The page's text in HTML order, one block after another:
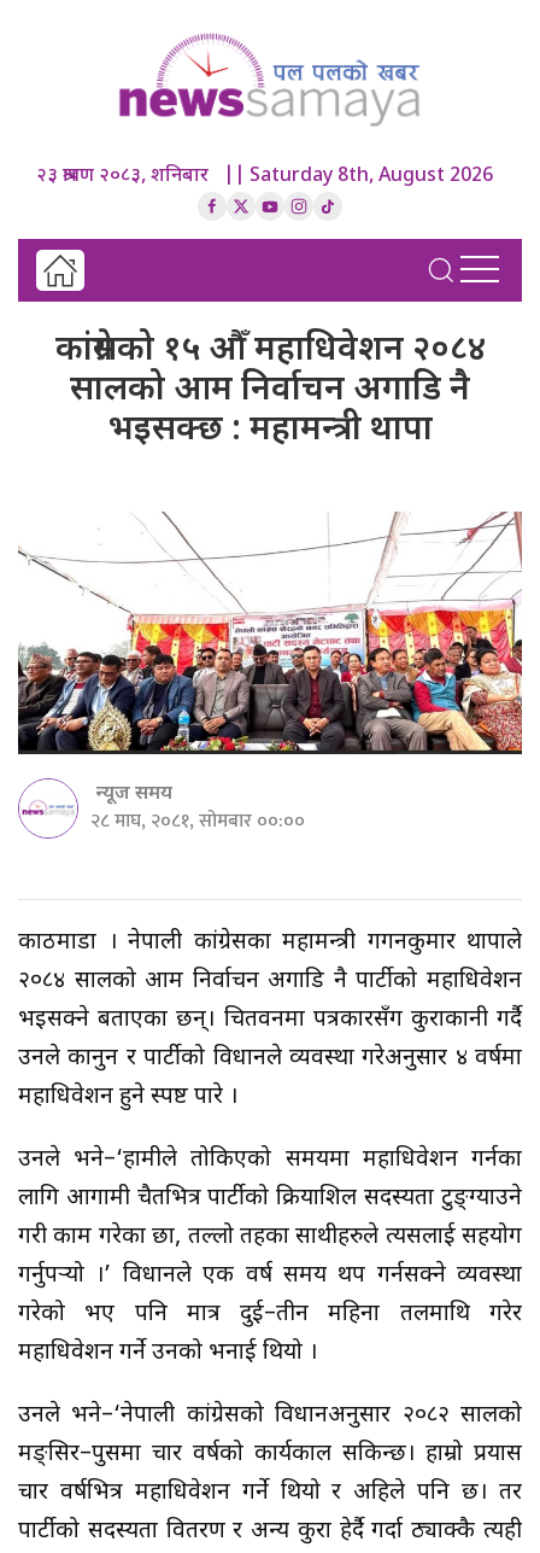
२३ श्रावण २०८३, शनिबार || Saturday 8th, August 2026
कांग्रेसको १५ औँ महाधिवेशन २०८४
सालको आम निर्वाचन अगाडि नै
भइसक्छ : महामन्त्री थापा
न्यूज समय
२८ माघ, २०८१, सोमबार ००:००
काठमाडौँ । नेपाली कांग्रेसका महामन्त्री गगनकुमार थापाले
२०८४ सालको आम निर्वाचन अगाडि नै पार्टीको महाधिवेशन
भइसक्ने बताएका छन्। चितवनमा पत्रकारसँग कुराकानी गर्दै
उनले कानुन र पार्टीको विधानले व्यवस्था गरेअनुसार ४ वर्षमा
महाधिवेशन हुने स्पष्ट पारे ।
उनले भने–‘हामीले तोकिएको समयमा महाधिवेशन गर्नका
लागि आगामी चैतभित्र पार्टीको क्रियाशिल सदस्यता टुङ्ग्याउने
गरी काम गरेका छौँ, तल्लो तहका साथीहरुले त्यसलाई सहयोग
गर्नुपर्‍यो ।’ विधानले एक वर्ष समय थप गर्नसक्ने व्यवस्था
गरेको भए पनि मात्र दुई–तीन महिना तलमाथि गरेर
महाधिवेशन गर्ने उनको भनाई थियो ।
उनले भने–‘नेपाली कांग्रेसको विधानअनुसार २०८२ सालको
मङ्सिर–पुसमा चार वर्षको कार्यकाल सकिन्छ। हाम्रो प्रयास
चार वर्षभित्र महाधिवेशन गर्ने थियो र अहिले पनि छ। तर
पार्टीको सदस्यता वितरण र अन्य कुरा हेर्दै गर्दा ठ्याक्कै त्यही